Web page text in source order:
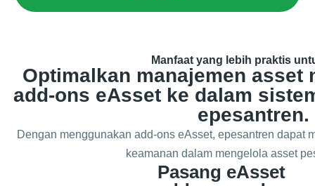
Manfaat yang lebih praktis
Optimalkan manajemen asset
add-ons eAsset ke dalam
epesantren.
Dengan menggunakan add-ons eAsset, epesantren dapat
keamanan dalam mengelola asset
Pasang eAsset